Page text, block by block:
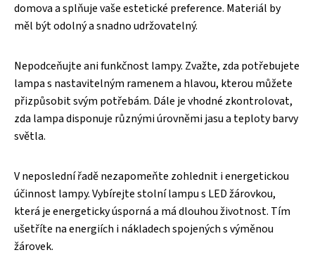
domova a splňuje vaše estetické preference. Materiál by
měl být odolný a snadno udržovatelný.
Nepodceňujte ani funkčnost lampy. Zvažte, zda potřebujete
lampa s nastavitelným ramenem a hlavou, kterou můžete
přizpůsobit svým potřebám. Dále je vhodné zkontrolovat,
zda lampa disponuje různými úrovněmi jasu a teploty barvy
světla.
V neposlední řadě nezapomeňte zohlednit i energetickou
účinnost lampy. Vybírejte stolní lampu s LED žárovkou,
která je energeticky úsporná a má dlouhou životnost. Tím
ušetříte na energiích i nákladech spojených s výměnou
žárovek.